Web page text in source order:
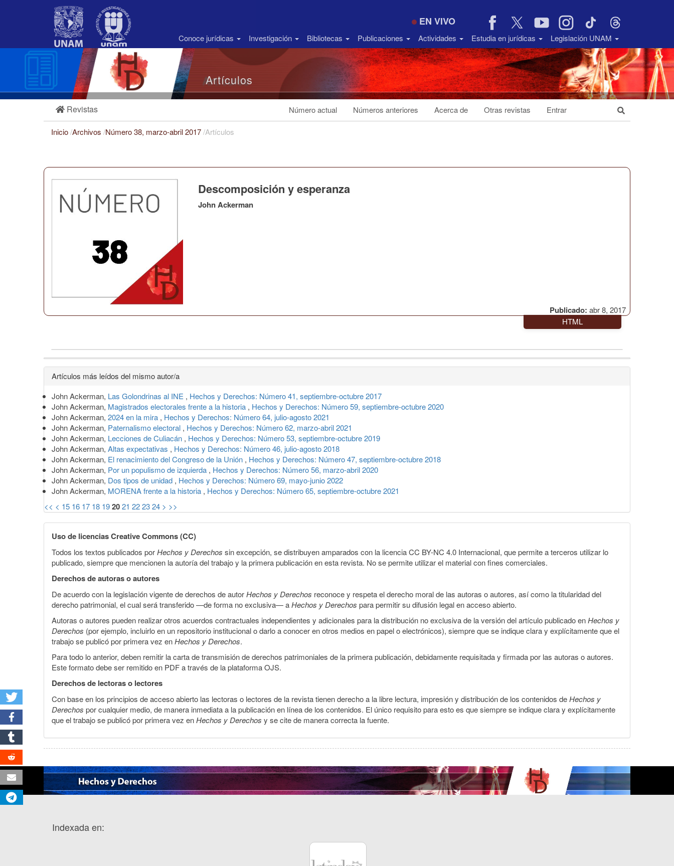
Barra
EN VIVO
Conoce jurídicas Investigación Bibliotecas Publicaciones Actividades Estudia en jurídicas Legislación UNAM
Artículos
Revistas Número actual Números anteriores Acerca de Otras revistas Entrar
Inicio/Archivos /Número 38, marzo-abril 2017/Artículos
Publicado: abr 8, 2017
Descomposición y esperanza
John Ackerman
HTML
Detalles
del
artículo
Artículos más leídos del mismo autor/a
John Ackerman, Las Golondrinas al INE , Hechos y Derechos: Número 41, septiembre-octubre 2017
John Ackerman, Magistrados electorales frente a la historia , Hechos y Derechos: Número 59, septiembre-octubre 2020
John Ackerman, 2024 en la mira , Hechos y Derechos: Número 64, julio-agosto 2021
John Ackerman, Paternalismo electoral , Hechos y Derechos: Número 62, marzo-abril 2021
John Ackerman, Lecciones de Culiacán , Hechos y Derechos: Número 53, septiembre-octubre 2019
John Ackerman, Altas expectativas , Hechos y Derechos: Número 46, julio-agosto 2018
John Ackerman, El renacimiento del Congreso de la Unión , Hechos y Derechos: Número 47, septiembre-octubre 2018
John Ackerman, Por un populismo de izquierda , Hechos y Derechos: Número 56, marzo-abril 2020
John Ackerman, Dos tipos de unidad , Hechos y Derechos: Número 69, mayo-junio 2022
John Ackerman, MORENA frente a la historia , Hechos y Derechos: Número 65, septiembre-octubre 2021
<< < 15 16 17 18 192021 222324 > >>
Uso de licencias Creative Commons (CC)
Todos los textos publicados porHechos y Derechos sin excepción, se distribuyen amparados con la licencia CC BY-NC 4.0 Internacional, que permite a terceros utilizar lo
publicado, siempre que mencionen la autoría del trabajo y la primera publicación en esta revista. No se permite utilizar el material con fines comerciales.
Derechos de autoras o autores
De acuerdo con la legislación vigente de derechos de autorHechos y Derechos reconoce y respeta el derecho moral de las autoras o autores, así como la titularidad del
derecho patrimonial, el cual será transferido —de forma no exclusiva— aHechos y Derechos para permitir su difusión legal en acceso abierto.
Autoras o autores pueden realizar otros acuerdos contractuales independientes y adicionales para la distribución no exclusiva de la versión del artículo publicado enHechos y
Derechos (por ejemplo, incluirlo en un repositorio institucional o darlo a conocer en otros medios en papel o electrónicos), siempre que se indique clara y explícitamente que el
trabajo se publicó por primera vez enHechos y Derechos.
Para todo lo anterior, deben remitir la carta de transmisión de derechos patrimoniales de la primera publicación, debidamente requisitada y firmada por las autoras o autores.
Este formato debe ser remitido en PDF a través de la plataforma OJS.
Derechos de lectoras o lectores
Con base en los principios de acceso abierto las lectoras o lectores de la revista tienen derecho a la libre lectura, impresión y distribución de los contenidos deHechos y
Derechos por cualquier medio, de manera inmediata a la publicación en línea de los contenidos. El único requisito para esto es que siempre se indique clara y explícitamente
que el trabajo se publicó por primera vez enHechos y Derechos y se cite de manera correcta la fuente.
Indexada en: